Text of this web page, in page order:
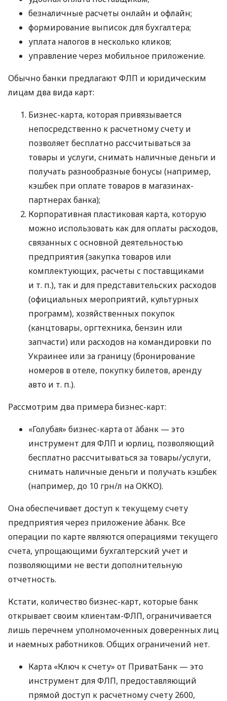
безналичные расчеты онлайн и офлайн;
формирование выписок для бухгалтера;
уплата налогов в несколько кликов;
управление через мобильное приложение.
Обычно банки предлагают ФЛП и юридическим
лицам два вида карт:
Бизнес-карта, которая привязывается
непосредственно к расчетному счету и
позволяет бесплатно рассчитываться за
товары и услуги, снимать наличные деньги и
получать разнообразные бонусы (например,
кэшбек при оплате товаров в магазинах-
партнерах банка);
Корпоративная пластиковая карта, которую
можно использовать как для оплаты расходов,
связанных с основной деятельностью
предприятия (закупка товаров или
комплектующих, расчеты с поставщиками
и т. п.), так и для представительских расходов
(официальных мероприятий, культурных
программ), хозяйственных покупок
(канцтовары, оргтехника, бензин или
запчасти) или расходов на командировки по
Украинее или за границу (бронирование
номеров в отеле, покупку билетов, аренду
авто и т. п.).
Рассмотрим два примера бизнес-карт:
«Голубая» бизнес-карта от àбанк — это
инструмент для ФЛП и юрлиц, позволяющий
бесплатно рассчитываться за товары/услуги,
снимать наличные деньги и получать кэшбек
(например, до 10 грн/л на ОККО).
Она обеспечивает доступ к текущему счету
предприятия через приложение àбанк. Все
операции по карте являются операциями текущего
счета, упрощающими бухгалтерский учет и
позволяющими не вести дополнительную
отчетность.
Кстати, количество бизнес-карт, которые банк
открывает своим клиентам-ФЛП, ограничивается
лишь перечнем уполномоченных доверенных лиц
и наемных работников. Общих ограничений нет.
Карта «Ключ к счету» от ПриватБанк — это
инструмент для ФЛП, предоставляющий
прямой доступ к расчетному счету 2600,